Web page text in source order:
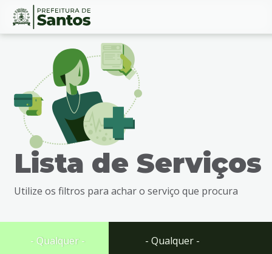
Ir
busca
Ir
Conteúdo
Lista de Serviços
Utilize os filtros para achar o serviço que procura
- Qualquer - - Qualquer -